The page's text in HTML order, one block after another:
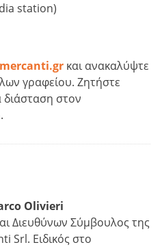
station)
και ανακαλύψτε
γραφείου. Ζητήστε
στον
Olivieri
Διευθύνων Σύμβουλος της
Srl. Ειδικός στο